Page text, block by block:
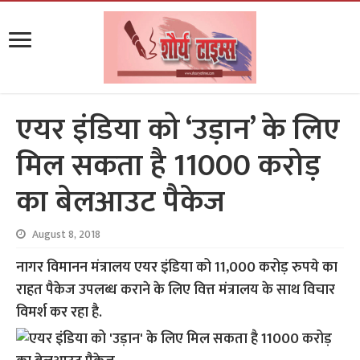
एयर इंडिया को ‘उड़ान’ के लिए
मिल सकता है 11000 करोड़
का बेलआउट पैकेज
August 8, 2018
नागर विमानन मंत्रालय एयर इंडिया को 11,000 करोड़ रुपये का
राहत पैकेज उपलब्ध कराने के लिए वित्त मंत्रालय के साथ विचार
विमर्श कर रहा है.